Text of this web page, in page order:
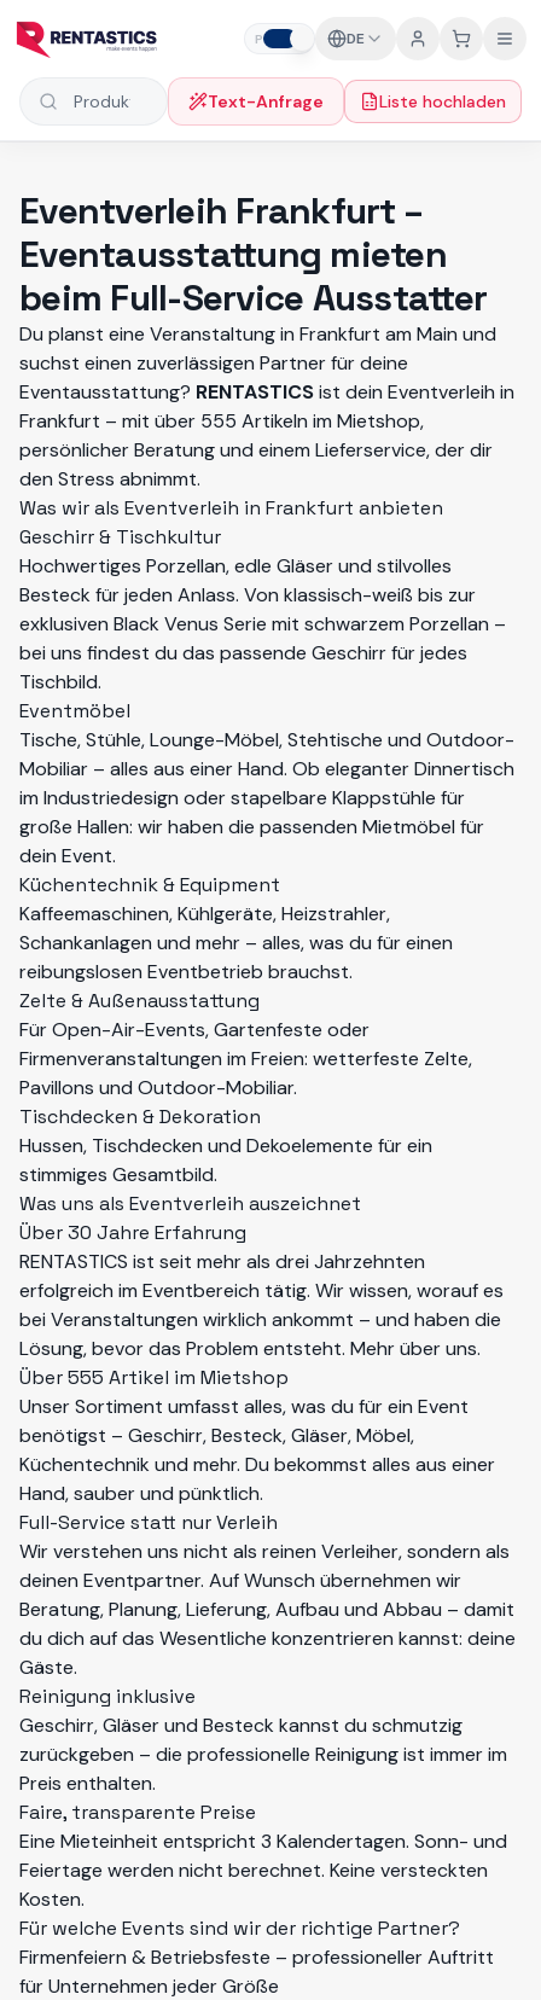
P DE
Produkte suchen Text-Anfrage Liste hochladen
Eventverleih Frankfurt –
Eventausstattung mieten
beim Full-Service Ausstatter
Du planst eine Veranstaltung in Frankfurt am Main und
suchst einen zuverlässigen Partner für deine
Eventausstattung? RENTASTICSist dein Eventverleih in
Frankfurt – mit über 555 Artikeln im Mietshop,
persönlicher Beratung und einem Lieferservice, der dir
den Stress abnimmt.
Was wir als Eventverleih in Frankfurt anbieten
Geschirr & Tischkultur
Hochwertiges Porzellan, edle Gläser und stilvolles
Besteck für jeden Anlass. Von klassisch-weiß bis zur
exklusiven Black Venus Serie mit schwarzem Porzellan –
bei uns findest du das passende Geschirrfür jedes
Tischbild.
Eventmöbel
Tische,Stühle, Lounge-Möbel, Stehtische und Outdoor-
Mobiliar – alles aus einer Hand. Ob eleganter Dinnertisch
im Industriedesign oder stapelbare Klappstühle für
große Hallen: wir haben die passenden Mietmöbel für
dein Event.
Küchentechnik & Equipment
Kaffeemaschinen, Kühlgeräte, Heizstrahler,
Schankanlagen und mehr – alles, was du für einen
reibungslosen Eventbetrieb brauchst.
Zelte & Außenausstattung
Für Open-Air-Events, Gartenfeste oder
Firmenveranstaltungen im Freien: wetterfeste Zelte,
Pavillons und Outdoor-Mobiliar.
Tischdecken & Dekoration
Hussen, Tischdecken und Dekoelemente für ein
stimmiges Gesamtbild.
Was uns als Eventverleih auszeichnet
Über 30 Jahre Erfahrung
RENTASTICS ist seit mehr als drei Jahrzehnten
erfolgreich im Eventbereich tätig. Wir wissen, worauf es
bei Veranstaltungen wirklich ankommt – und haben die
Lösung, bevor das Problem entsteht. Mehrüber uns.
Über 555 Artikel im Mietshop
Unser Sortiment umfasst alles, was du für ein Event
benötigst – Geschirr, Besteck, Gläser, Möbel,
Küchentechnik und mehr. Du bekommst alles aus einer
Hand, sauber und pünktlich.
Full-Service statt nur Verleih
Wir verstehen uns nicht als reinen Verleiher, sondern als
deinen Eventpartner. Auf Wunsch übernehmen wir
Beratung, Planung,Lieferung, Aufbau und Abbau – damit
du dich auf das Wesentliche konzentrieren kannst: deine
Gäste.
Reinigung inklusive
Geschirr, Gläser und Besteck kannst du schmutzig
zurückgeben – die professionelle Reinigung ist immer im
Preis enthalten.
Faire, transparente Preise
Eine Mieteinheit entspricht 3 Kalendertagen. Sonn- und
Feiertage werden nicht berechnet. Keine versteckten
Kosten.
Für welche Events sind wir der richtige Partner?
Firmenfeiern & Betriebsfeste – professioneller Auftritt
für Unternehmen jeder Größe